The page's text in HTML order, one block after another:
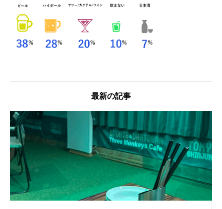
最新の記事